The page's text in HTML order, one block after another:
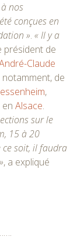
nos
conçues en
». « Il y a
président de
Claude
notamment, de
,
Alsace.
sur le
15 à 20
soit, il faudra
, a expliqué